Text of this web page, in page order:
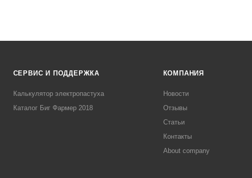
СЕРВИС И ПОДДЕРЖКА
Калькулятор электропастуха
Каталог Биг Фармер 2018
КОМПАНИЯ
Новости
Отзывы
Статьи
Контакты
About company